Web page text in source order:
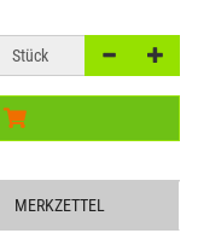
Stück
MERKZETTEL